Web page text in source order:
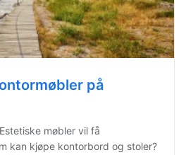
på
møbler vil få
kan kjøpe kontorbord og stoler?